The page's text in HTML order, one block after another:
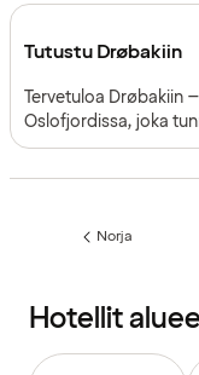
Tutustu Drøbakiin
Tervetuloa Drøbakiin
Oslofjordissa, joka
historiastaan ​​ja
Edellinen
Norja
Hotellit